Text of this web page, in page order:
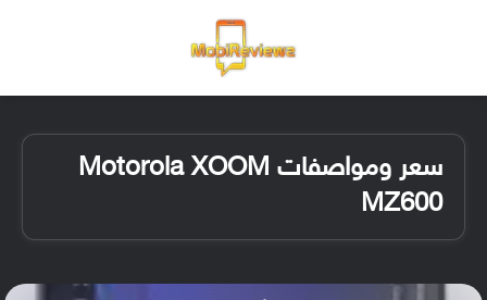
سعر ومواصفات Motorola XOOM
MZ600